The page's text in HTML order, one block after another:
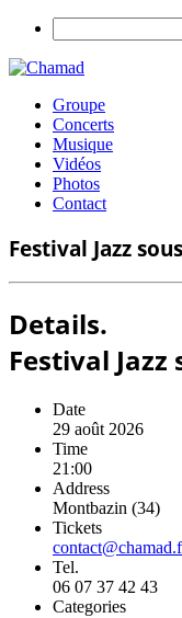
Groupe
Concerts
Musique
Vidéos
Photos
Contact
Festival Jazz
Details.
Festival Jazz
Date
29 août 2026
Time
21:00
Address
Montbazin (34)
Tickets
Tel.
06 07 37 42 43
Categories